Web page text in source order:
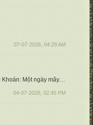
07-07-2026, 04:29 AM
Khoán: Một ngày mây gió bỗng ngừng trôi
04-07-2026, 02:45 PM